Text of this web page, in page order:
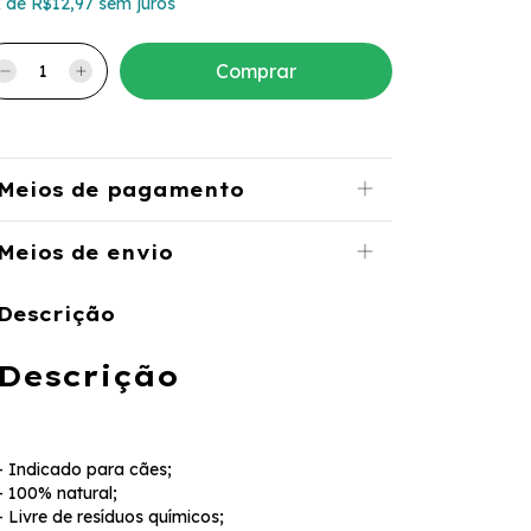
de pagamento
de envio
Indicado para cães;
100% natural;
Livre de resíduos químicos;